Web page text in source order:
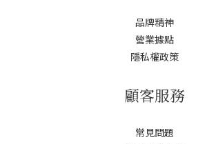
品牌精神
營業據點
隱私權政策
顧客服務
常見問題